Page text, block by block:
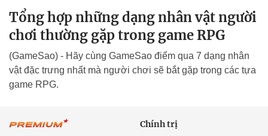
Tổng hợp những dạng nhân vật người
chơi thường gặp trong game RPG
(GameSao) - Hãy cùng GameSao điểm qua 7 dạng nhân
vật đặc trưng nhất mà người chơi sẽ bắt gặp trong các tựa
game RPG.
Chính trị